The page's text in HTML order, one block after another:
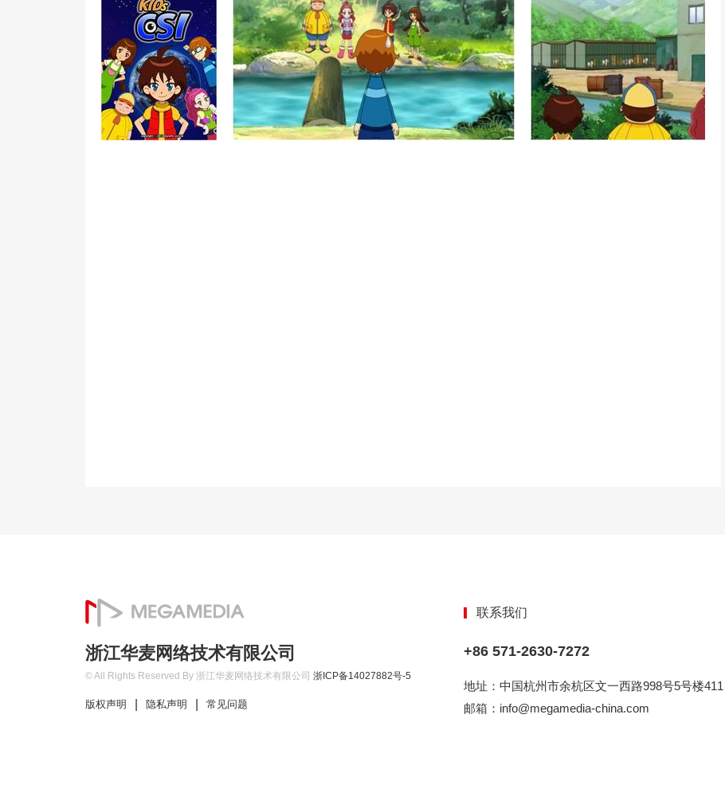
浙江华麦网络技术有限公司
© All Rights Reserved By 浙江华麦网络技术有限公司 浙ICP备14027882号-5
版权声明 隐私声明 常见问题
联系我们
+86 571-2630-7272
地址：中国杭州市余杭区文一西路998号5号楼411
邮箱：info@megamedia-china.com